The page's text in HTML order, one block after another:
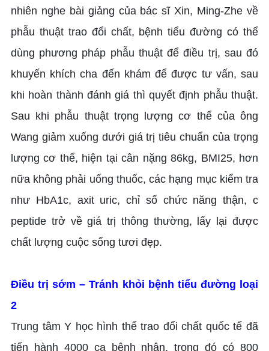
nhiên nghe bài giảng của bác sĩ Xin, Ming-Zhe về
phẫu thuật trao đổi chất, bệnh tiểu đường có thể
dùng phương pháp phẫu thuật để điều trị, sau đó
khuyến khích cha đến khám để được tư vấn, sau
khi hoàn thành đánh giá thì quyết định phẫu thuật.
Sau khi phẫu thuật trọng lượng cơ thể của ông
Wang giảm xuống dưới giá trị tiêu chuẩn của trọng
lượng cơ thể, hiện tại cân nặng 86kg, BMI25, hơn
nữa không phải uống thuốc, các hạng mục kiểm tra
như HbA1c, axit uric, chỉ số chức năng thận, c
peptide trở về giá trị thông thường, lấy lại được
chất lượng cuộc sống tươi đẹp.
Điều trị sớm – Tránh khỏi bệnh tiểu đường loại
2
Trung tâm Y học hình thể trao đổi chất quốc tế đã
tiến hành 4000 ca bệnh nhân, trong đó có 800